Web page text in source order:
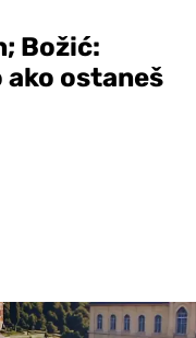
Božić:
ako ostaneš